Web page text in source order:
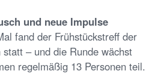
und neue Impulse
fand der Frühstückstreff der
– und die Runde wächst
regelmäßig 13 Personen teil.